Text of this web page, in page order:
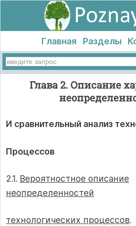
Главная Разделы
Глава 2. Описание
И сравнительный анализ
Процессов
2.1. Вероятностное описание
неопределенностей
технологических процессов.